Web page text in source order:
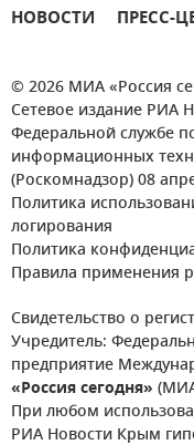
НОВОСТИ ПРЕСС-
© 2026 МИА «Россия
Сетевое издание РИА
Федеральной службе
информационных
(Роскомнадзор) 08
Политика
логирования
Политика
Правила применения
Свидетельство о
Учредитель:
предприятие
«Россия сегодня»
При любом
РИА Новости Крым